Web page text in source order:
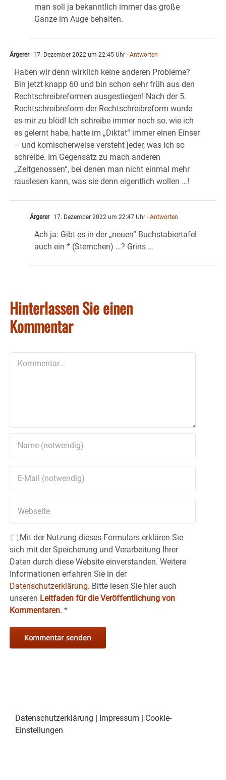
man soll ja bekanntlich immer das große
Ganze im Auge behalten.
Ärgerer 17. Dezember 2022 um 22:45 Uhr - Antworten
Haben wir denn wirklich keine anderen Probleme?
Bin jetzt knapp 60 und bin schon sehr früh aus den
Rechtschreibreformen ausgestiegen! Nach der 5.
Rechtschreibreform der Rechtschreibreform wurde
es mir zu blöd! Ich schreibe immer noch so, wie ich
es gelernt habe, hatte im „Diktat“ immer einen Einser
– und komischerweise versteht jeder, was ich so
schreibe. Im Gegensatz zu mach anderen
„Zeitgenossen“, bei denen man nicht einmal mehr
rauslesen kann, was sie denn eigentlich wollen …!
Ärgerer 17. Dezember 2022 um 22:47 Uhr - Antworten
Ach ja: Gibt es in der „neuen“ Buchstabiertafel
auch ein * (Sternchen) …? Grins …
Hinterlassen Sie einen
Kommentar
Mit der Nutzung dieses Formulars erklären Sie
sich mit der Speicherung und Verarbeitung Ihrer
Daten durch diese Website einverstanden. Weitere
Informationen erfahren Sie in der
Datenschutzerklärung. Bitte lesen Sie hier auch
unseren Leitfaden für die Veröffentlichung von
Kommentaren. *
Datenschutzerklärung | Impressum | Cookie-
Einstellungen